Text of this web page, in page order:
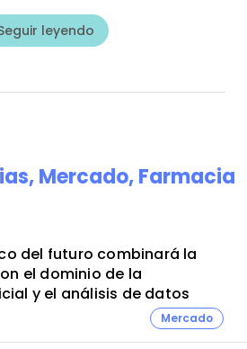
leyendo
Mercado,Farmacia
del futuro combinará la
el dominio de la
y el análisis de datos
Mercado